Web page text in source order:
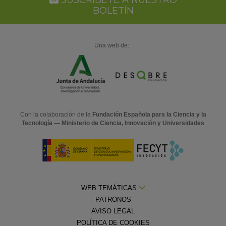
BOLETÍN
Una web de:
Con la colaboración de la Fundación Española para la Ciencia y la
Tecnología — Ministerio de Ciencia, Innovación y Universidades
WEB TEMÁTICAS
PATRONOS
AVISO LEGAL
POLÍTICA DE COOKIES